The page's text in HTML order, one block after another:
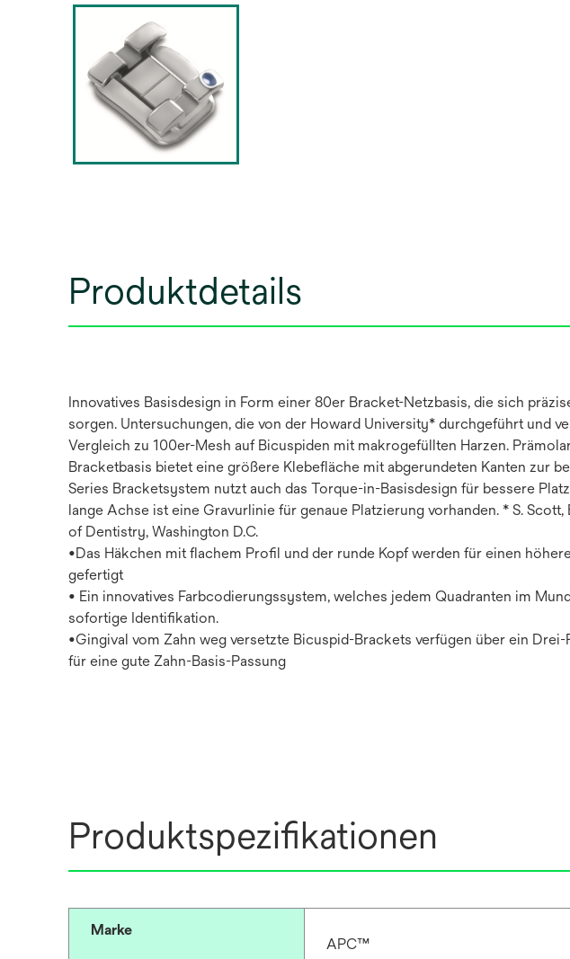
Produktdetails
Innovatives Basisdesign in Form einer 80er Bracket-Netzbasis, die sich
sorgen. Untersuchungen, die von der Howard University* durchgeführt und
Vergleich zu 100er-Mesh auf Bicuspiden mit makrogefüllten Harzen.
Bracketbasis bietet eine größere Klebefläche mit abgerundeten Kanten zur
Series Bracketsystem nutzt auch das Torque-in-Basisdesign für bessere
lange Achse ist eine Gravurlinie für genaue Platzierung vorhanden. * S.
of Dentistry, Washington D.C.
•Das Häkchen mit flachem Profil und der runde Kopf werden für einen
gefertigt
• Ein innovatives Farbcodierungssystem, welches jedem Quadranten im
sofortige Identifikation.
•Gingival vom Zahn weg versetzte Bicuspid-Brackets verfügen über ein
für eine gute Zahn-Basis-Passung
Produktspezifikationen
Marke
APC™